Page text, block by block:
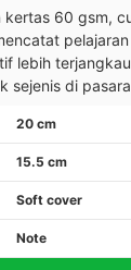
kertas 60 gsm,
pelajaran
lebih
sejenis di
20 cm
15.5 cm
Soft cover
Note